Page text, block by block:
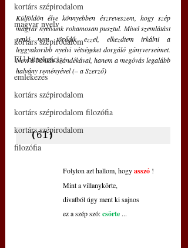
kortárs szépirodalom
magyar nyelv
kortárs szépirodalom
EU bürokrácia
emlékezés
kortárs szépirodalom
kortárs szépirodalom filozófia
kortárs szépirodalom
filozófia
Külföldön élve könnyebben észreveszem, hogy szép
magyar nyelvünk rohamosan pusztul. Mivel szemlátást
senki nem törődik ezzel, elkezdtem irkálni a
leggyakoribb nyelvi vétségeket dorgáló gúnyverseimet.
Nem a bántás szándékával, hanem a megóvás legalább
halvány reményével (– a Szerző)
(61)
Folyton azt hallom, hogyasszó !
Mint a villanykörte,
divatból úgy ment ki sajnos
ez a szép szó: csörte ...